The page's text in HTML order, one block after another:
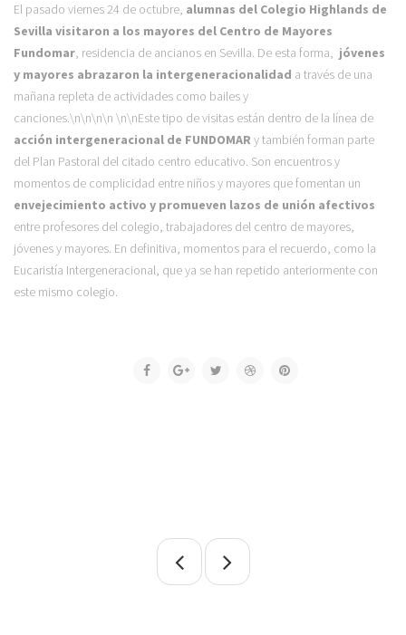
El pasado viernes 24 de octubre, alumnas del Colegio Highlands de
Sevilla visitaron a los mayores del Centro de Mayores
Fundomar, residencia de ancianos en Sevilla. De esta forma, jóvenes
y mayores abrazaron la intergeneracionalidad a través de una
mañana repleta de actividades como bailes y
canciones.\n\n\n\n \n\nEste tipo de visitas están dentro de la línea de
acción intergeneracional de FUNDOMAR y también forman parte
del Plan Pastoral del citado centro educativo. Son encuentros y
momentos de complicidad entre niños y mayores que fomentan un
envejecimiento activo y promueven lazos de unión afectivos
entre profesores del colegio, trabajadores del centro de mayores,
jóvenes y mayores. En definitiva, momentos para el recuerdo, como la
Eucaristía Intergeneracional, que ya se han repetido anteriormente con
este mismo colegio.